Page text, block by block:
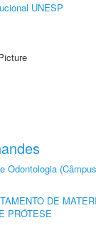
UNESP
Odontologia
DE
PRÓTESE